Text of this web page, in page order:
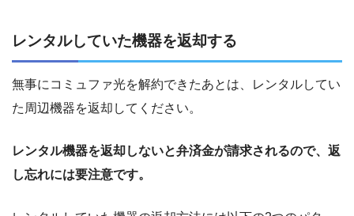
レンタルしていた機器を返却する
無事にコミュファ光を解約できたあとは、レンタルしてい
た周辺機器を返却してください。
レンタル機器を返却しないと弁済金が請求されるので、返
し忘れには要注意です。